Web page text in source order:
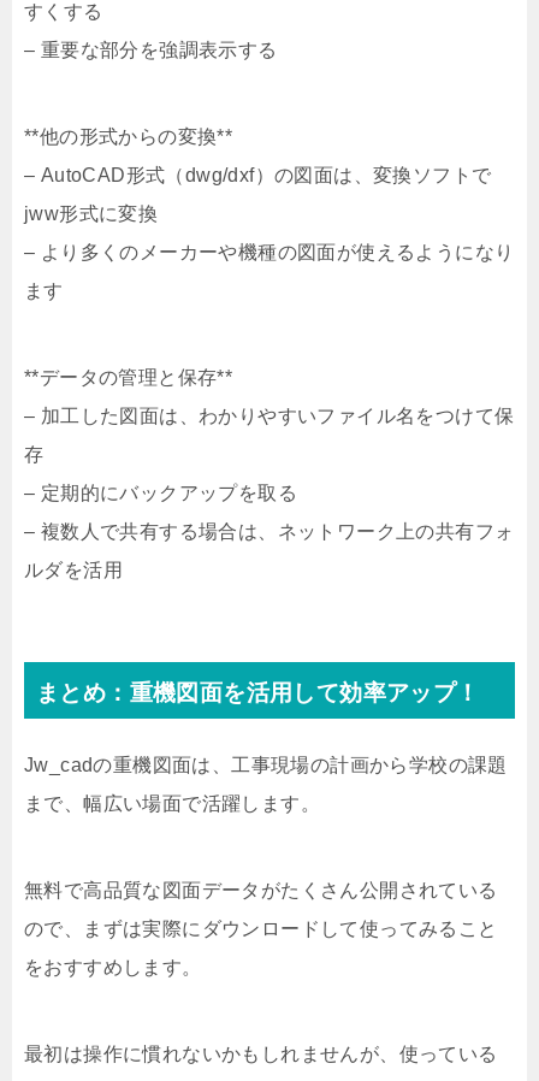
すくする
– 重要な部分を強調表示する
**他の形式からの変換**
– AutoCAD形式（dwg/dxf）の図面は、変換ソフトで
jww形式に変換
– より多くのメーカーや機種の図面が使えるようになり
ます
**データの管理と保存**
– 加工した図面は、わかりやすいファイル名をつけて保
存
– 定期的にバックアップを取る
– 複数人で共有する場合は、ネットワーク上の共有フォ
ルダを活用
まとめ：重機図面を活用して効率アップ！
Jw_cadの重機図面は、工事現場の計画から学校の課題
まで、幅広い場面で活躍します。
無料で高品質な図面データがたくさん公開されている
ので、まずは実際にダウンロードして使ってみること
をおすすめします。
最初は操作に慣れないかもしれませんが、使っている